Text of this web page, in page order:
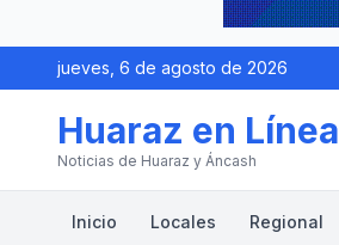
jueves, 6 de agosto de 2026
Huaraz en Línea
Noticias de Huaraz y Áncash
Inicio Locales Regional